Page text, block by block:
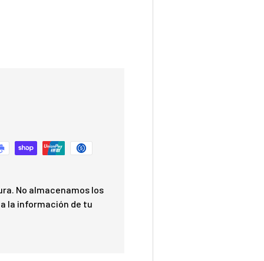
No almacenamos los
la información de tu